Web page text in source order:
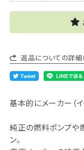
返品についての詳細
基本的にメーカー（イ
純正の燃料ポンプや
ン。